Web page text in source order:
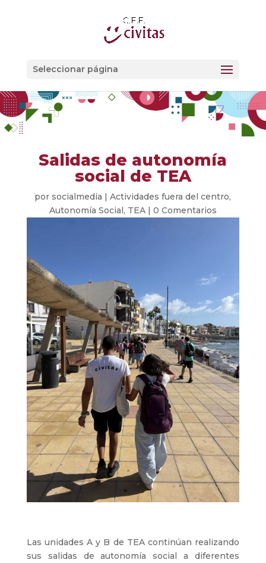
Seleccionar página
Salidas de autonomía
social de TEA
porsocialmedia |Actividades fuera del centro,
Autonomía Social, TEA| 0 Comentarios
Las unidades A y B de TEA continúan realizando
sus salidas de autonomía social a diferentes